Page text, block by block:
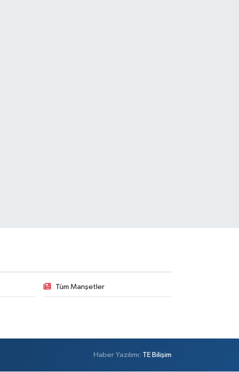
Tüm Manşetler
Haber Yazılımı: TE Bilişim